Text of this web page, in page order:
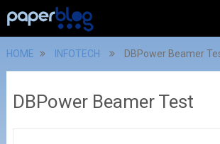
HOME INFOTECH DBPower Beamer
DBPower Beamer Test